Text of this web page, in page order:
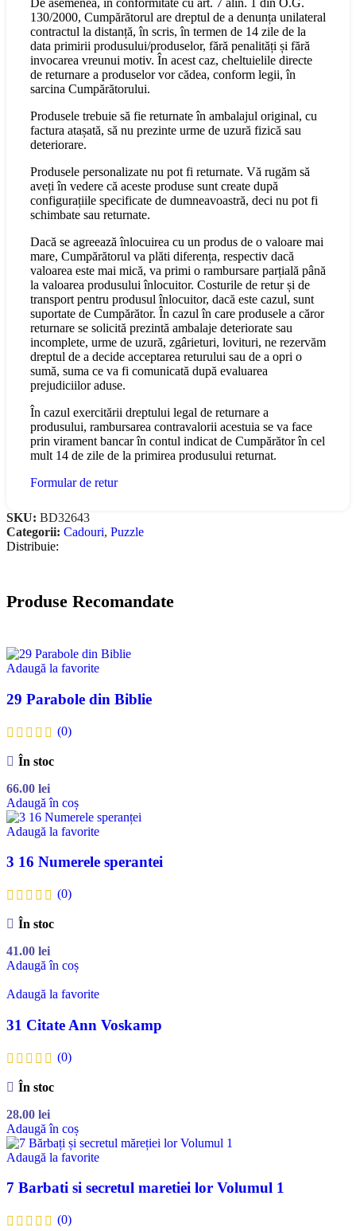
130/2000, Cumpărătorul are dreptul de a denunța unilateral
contractul la distanță, în scris, în termen de 14 zile de la
data primirii produsului/produselor, fără penalități și fără
invocarea vreunui motiv. În acest caz, cheltuielile directe
de returnare a produselor vor cădea, conform legii, în
sarcina Cumpărătorului.
Produsele trebuie să fie returnate în ambalajul original, cu
factura atașată, să nu prezinte urme de uzură fizică sau
deteriorare.
Produsele personalizate nu pot fi returnate. Vă rugăm să
aveți în vedere că aceste produse sunt create după
configurațiile specificate de dumneavoastră, deci nu pot fi
schimbate sau returnate.
Dacă se agreează înlocuirea cu un produs de o valoare mai
mare, Cumpărătorul va plăti diferența, respectiv dacă
valoarea este mai mică, va primi o rambursare parțială până
la valoarea produsului înlocuitor. Costurile de retur și de
transport pentru produsul înlocuitor, dacă este cazul, sunt
suportate de Cumpărător. În cazul în care produsele a căror
returnare se solicită prezintă ambalaje deteriorate sau
incomplete, urme de uzură, zgârieturi, lovituri, ne rezervăm
dreptul de a decide acceptarea returului sau de a opri o
sumă, suma ce va fi comunicată după evaluarea
prejudiciilor aduse.
În cazul exercitării dreptului legal de returnare a
produsului, rambursarea contravalorii acestuia se va face
prin virament bancar în contul indicat de Cumpărător în cel
mult 14 de zile de la primirea produsului returnat.
Formular de retur
SKU: BD32643
Categorii: Cadouri, Puzzle
Distribuie:
Produse Recomandate
Adaugă la favorite
29 Parabole din Biblie
(0)
În stoc
66.00 lei
Adaugă în coș
Adaugă la favorite
3 16 Numerele sperantei
(0)
În stoc
41.00 lei
Adaugă în coș
Adaugă la favorite
31 Citate Ann Voskamp
(0)
În stoc
28.00 lei
Adaugă în coș
Adaugă la favorite
7 Barbati si secretul maretiei lor Volumul 1
(0)